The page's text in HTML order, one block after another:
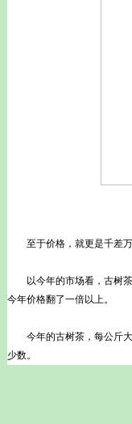
至于价格，就更是千差万
以今年的市场看，古树茶
今年价格翻了一倍以上。
今年的古树茶，每公斤大
少数。